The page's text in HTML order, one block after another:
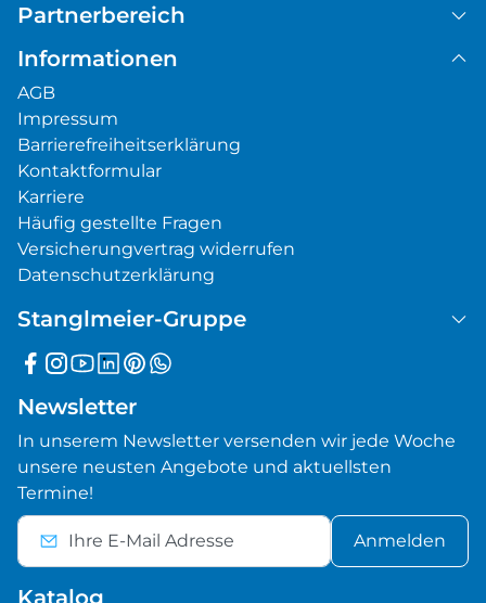
Partnerbereich
Informationen
AGB
Impressum
Barrierefreiheitserklärung
Kontaktformular
Karriere
Häufig gestellte Fragen
Versicherungvertrag widerrufen
Datenschutzerklärung
Stanglmeier-Gruppe
Newsletter
In unserem Newsletter versenden wir jede Woche
unsere neusten Angebote und aktuellsten
Termine!
Anmelden
Katalog